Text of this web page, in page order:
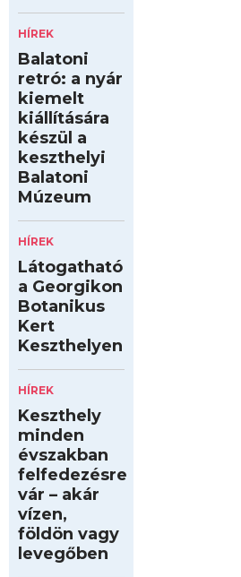
HÍREK
Balatoni
retró: a nyár
kiemelt
kiállítására
készül a
keszthelyi
Balatoni
Múzeum
HÍREK
Látogatható
a Georgikon
Botanikus
Kert
Keszthelyen
HÍREK
Keszthely
minden
évszakban
felfedezésre
vár – akár
vízen,
földön vagy
levegőben